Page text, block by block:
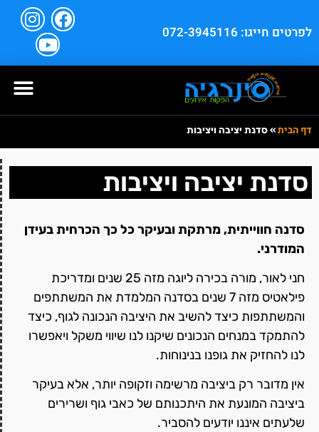
לפרטים חייגו: 072-3945116
דף הבית»סדנת יציבה ויציבות
סדנת יציבה ויציבות
סדנה חווייתית, מרתקת ובעיקר כל כך הכרחית בעידן
המודרני.
חני לאור, מורה בכירה ליוגה מזה 25 שנים ומדריכת
פילאטיס מזה 7 שנים בסדנה המלמדת את המשתתפים
והמשתתפות כיצד להשיב את היציבה הנכונה לגוף, כיצד
להתמקד במנחים הנכונים שיקנו לנו שיווי משקל ויאפשרו
לנו להחזיק את גופנו בנינוחות.
אין מדובר רק ביציבה מרשימה וזקופה יותר, אלא בעיקר
ביציבה המונעת את היתכנותם של כאבי גוף ושרירים
שלעתים איננו יודעים להסביר.